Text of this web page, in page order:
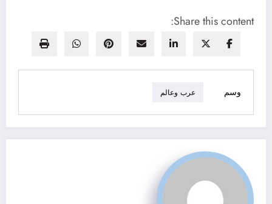
Share this content:
وسم عرب وعالم